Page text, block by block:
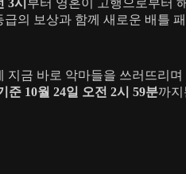
3시 부터 영혼이 고행으로부터
의 보상과 함께 새로운 배틀
지금 바로 악마들을 쓰러뜨리며
준 10월 24일 오전 2시 59분까